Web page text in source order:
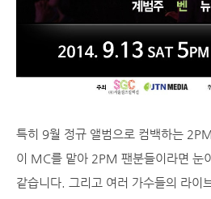
특히 9월 정규 앨범으로 컴백하는
이 MC를 맡아 2PM 팬분들이라면 눈
같습니다. 그리고 여러 가수들의 라이